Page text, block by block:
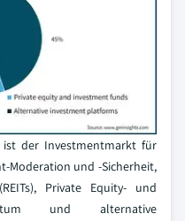
ist der Investmentmarkt für
Moderation und -Sicherheit,
Private Equity- und
und alternative